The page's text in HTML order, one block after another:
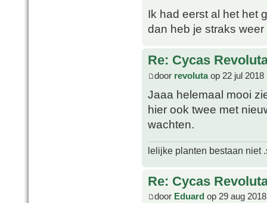
Ik had eerst al het het
dan heb je straks
Re: Cycas
door revolutaop 22 jul 2018
Jaaa helemaal mooi
hier ook twee met
wachten.
lelijke planten bestaan niet
Re: Cycas
door Eduard op 29 aug